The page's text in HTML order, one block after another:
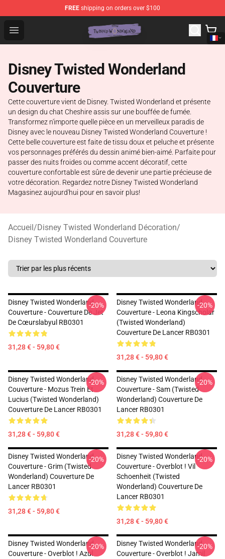
FREE shipping on orders over $100
Open menu
Twisted Wonderland Store - Official Twisted
Disney Twisted Wonderland
Couverture
Cette couverture vient de Disney. Twisted Wonderland et présente
un design du chat Cheshire assis sur une bouffée de fumée.
Transformez n'importe quelle pièce en un merveilleux paradis de
Disney avec le nouveau Disney Twisted Wonderland Couverture !
Cette belle couverture est faite de tissu doux et peluche et présente
vos personnages préférés du dessin animé bien-aimé. Parfaite pour
passer des nuits froides ou comme accent décoratif, cette
couverture confortable est sûre de devenir une partie précieuse de
votre décoration. Regardez notre Disney Twisted Wonderland
Magasinez aujourd'hui pour en savoir plus!
Accueil/Disney Twisted Wonderland Décoration/
Disney Twisted Wonderland Couverture
Disney Twisted Wonderland
Couverture - Couverture De Jet
De Cœurslabyul RB0301
31,28 € - 59,80 €
-20%
Disney Twisted Wonderland
Couverture - Leona Kingscholar
(Twisted Wonderland)
Couverture De Lancer RB0301
31,28 € - 59,80 €
-20%
Disney Twisted Wonderland
Couverture - Mozus Trein Et
Lucius (Twisted Wonderland)
Couverture De Lancer RB0301
31,28 € - 59,80 €
-20%
Disney Twisted Wonderland
Couverture - Sam (Twisted
Wonderland) Couverture De
Lancer RB0301
31,28 € - 59,80 €
-20%
Disney Twisted Wonderland
Couverture - Grim (Twisted
Wonderland) Couverture De
Lancer RB0301
31,28 € - 59,80 €
-20%
Disney Twisted Wonderland
Couverture - Overblot ! Vil
Schoenheit (Twisted
Wonderland) Couverture De
Lancer RB0301
31,28 € - 59,80 €
-20%
Disney Twisted Wonderland
Couverture - Overblot ! Azul
-20%
Disney Twisted Wonderland
Couverture - Overblot ! Jamil
-20%